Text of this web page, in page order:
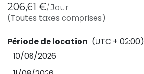
206,61 €/ Jour
(Toutes taxes comprises)
Période de location (UTC + 02:00)